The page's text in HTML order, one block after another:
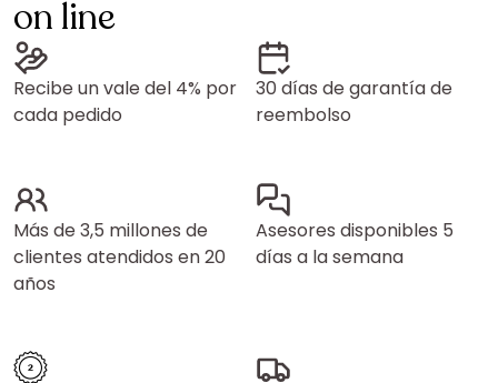
on line
Recibe un vale del 4% por
cada pedido
30 días de garantía de
reembolso
Más de 3,5 millones de
clientes atendidos en 20
años
Asesores disponibles 5
días a la semana